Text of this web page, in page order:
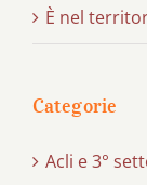
È nel
Categorie
Acli e 3°